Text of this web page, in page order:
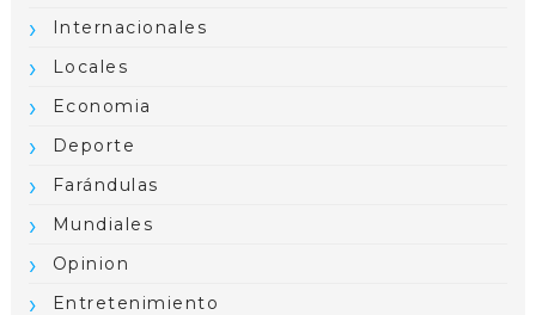
Internacionales
Locales
Economia
Deporte
Farándulas
Mundiales
Opinion
Entretenimiento